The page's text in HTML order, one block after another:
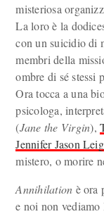
misteriosa
La loro è la
con un suicidio di
membri della
ombre di sé stessi
Ora tocca a una
psicologa,
(Jane the Virgin),
Jennifer Jason
mistero, o morire
Annihilation è ora
e noi non